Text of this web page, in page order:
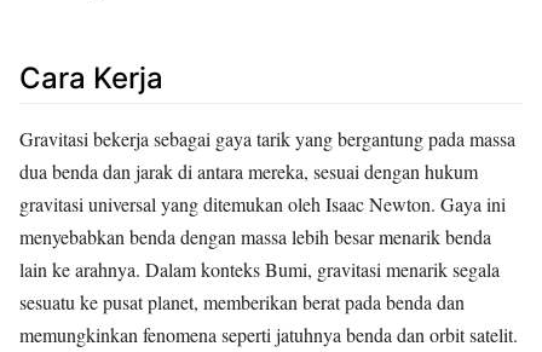
Cara Kerja
Gravitasi bekerja sebagai gaya tarik yang bergantung pada massa
dua benda dan jarak di antara mereka, sesuai dengan hukum
gravitasi universal yang ditemukan oleh Isaac Newton. Gaya ini
menyebabkan benda dengan massa lebih besar menarik benda
lain ke arahnya. Dalam konteks Bumi, gravitasi menarik segala
sesuatu ke pusat planet, memberikan berat pada benda dan
memungkinkan fenomena seperti jatuhnya benda dan orbit satelit.